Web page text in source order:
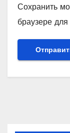
Сохранить
браузере